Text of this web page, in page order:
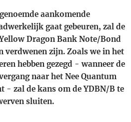
aankomende
gaat gebeuren, zal de
Dragon Bank Note/Bond
verdwenen zijn. Zoals we in het
hebben gezegd - wanneer de
naar het Nee Quantum
- zal de kans om de YDBN/B te
sluiten.